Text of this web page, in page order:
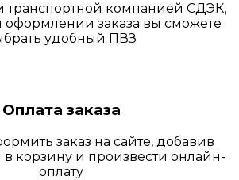
транспортной компанией СДЭК,
заказа вы сможете
удобный ПВЗ
Оплата заказа
заказ на сайте, добавив
корзину и произвести онлайн-
оплату